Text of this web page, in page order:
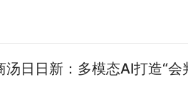
日日新：多模态AI打造“会